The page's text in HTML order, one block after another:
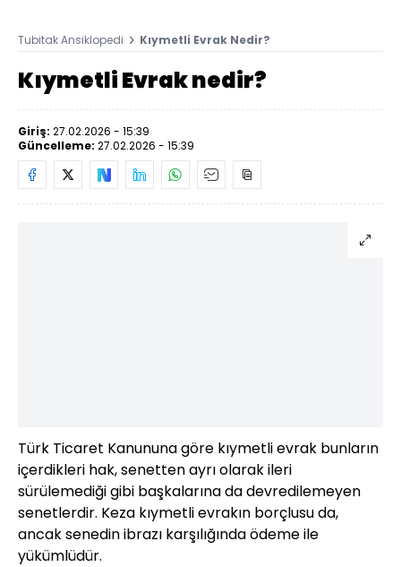
Tubitak Ansiklopedi Kıymetli Evrak Nedir?
Kıymetli Evrak nedir?
Giriş: 27.02.2026 - 15:39
Güncelleme: 27.02.2026 - 15:39
Türk Ticaret Kanununa göre kıymetli evrak bunların
içerdikleri hak, senetten ayrı olarak ileri
sürülemediği gibi başkalarına da devredilemeyen
senetlerdir. Keza kıymetli evrakın borçlusu da,
ancak senedin ibrazı karşılığında ödeme ile
yükümlüdür.